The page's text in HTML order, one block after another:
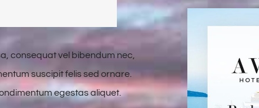
consequat vel bibendum nec,
suscipit felis sed ornare.
egestas aliquet.